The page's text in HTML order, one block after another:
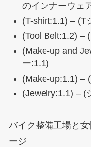
のインナーウェ
(T-shirt:1.1) – (T
(Tool Belt:1.2) –
(Make-up and
ー:1.1)
(Make-up:1.1) –
(Jewelry:1.1) – (
バイク整備工場と
ージ